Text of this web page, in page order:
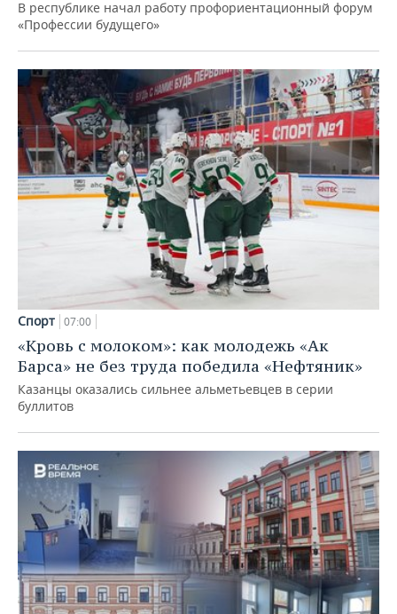
В республике начал работу профориентационный форум
«Профессии будущего»
Спорт 07:00
«Кровь с молоком»: как молодежь «Ак
Барса» не без труда победила «Нефтяник»
Казанцы оказались сильнее альметьевцев в серии
буллитов